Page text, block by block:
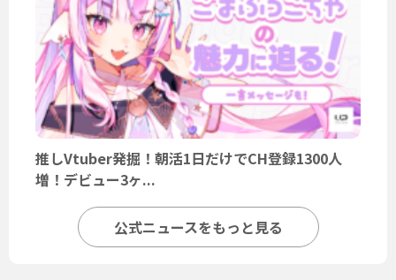
推しVtuber発掘！朝活1日だけでCH登録1300人
増！デビュー3ヶ...
公式ニュースをもっと見る